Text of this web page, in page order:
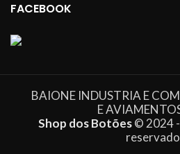
FACEBOOK
BAIONE INDUSTRIA E
E
Shop dos Botões© 2024